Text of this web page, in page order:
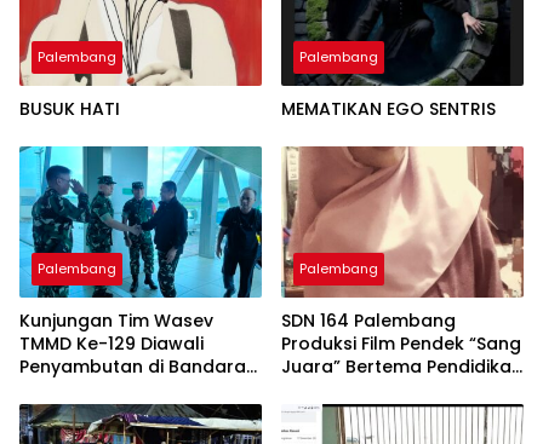
Palembang
BUSUK HATI
Palembang
MEMATIKAN EGO SENTRIS
Palembang
Kunjungan Tim Wasev
TMMD Ke-129 Diawali
Penyambutan di Bandara
Palembang
SDN 164 Palembang
Produksi Film Pendek “Sang
Juara” Bertema Pendidikan
Khairunnisah Siap
Tampilkan Akting Terbaik